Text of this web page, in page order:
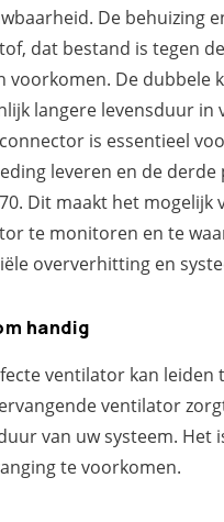
De behuizing
dat bestand is tegen
voorkomen. De dubbele
langere levensduur
is essentieel
leveren en de
Dit maakt het
te monitoren en te
oververhitting en
handig
ventilator kan
ventilator
van uw systeem.
te voorkomen.